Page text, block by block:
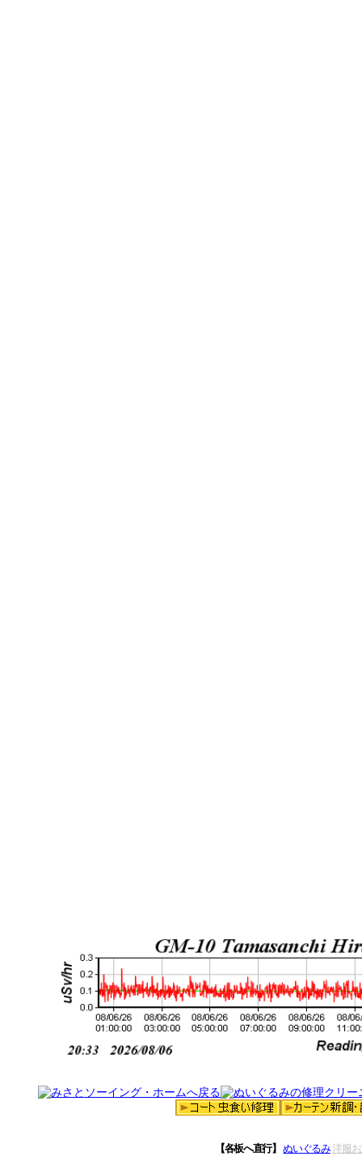
【各板へ直行】 ぬいぐるみ 洋服